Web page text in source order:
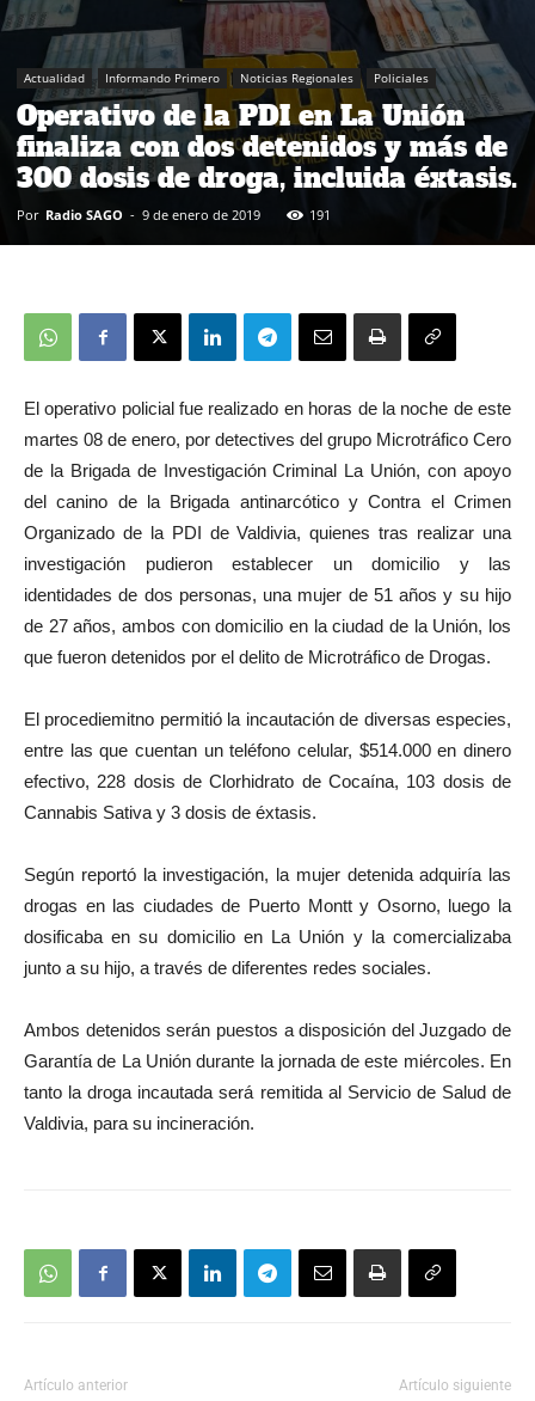
Actualidad Informando Primero Noticias Regionales Policiales
Operativo de la PDI en La Unión
finaliza con dos detenidos y más de
300 dosis de droga, incluida éxtasis.
Por Radio SAGO - 9 de enero de 2019 191
El operativo policial fue realizado en horas de la noche de este
martes 08 de enero, por detectives del grupo Microtráfico Cero
de la Brigada de Investigación Criminal La Unión, con apoyo
del canino de la Brigada antinarcótico y Contra el Crimen
Organizado de la PDI de Valdivia, quienes tras realizar una
investigación pudieron establecer un domicilio y las
identidades de dos personas, una mujer de 51 años y su hijo
de 27 años, ambos con domicilio en la ciudad de la Unión, los
que fueron detenidos por el delito de Microtráfico de Drogas.
El procediemitno permitió la incautación de diversas especies,
entre las que cuentan un teléfono celular, $514.000 en dinero
efectivo, 228 dosis de Clorhidrato de Cocaína, 103 dosis de
Cannabis Sativa y 3 dosis de éxtasis.
Según reportó la investigación, la mujer detenida adquiría las
drogas en las ciudades de Puerto Montt y Osorno, luego la
dosificaba en su domicilio en La Unión y la comercializaba
junto a su hijo, a través de diferentes redes sociales.
Ambos detenidos serán puestos a disposición del Juzgado de
Garantía de La Unión durante la jornada de este miércoles. En
tanto la droga incautada será remitida al Servicio de Salud de
Valdivia, para su incineración.
Artículo anterior Artículo siguiente